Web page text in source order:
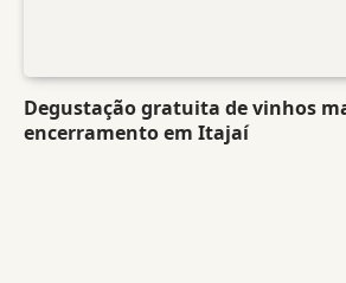
Degustação gratuita de vinhos
encerramento em Itajaí